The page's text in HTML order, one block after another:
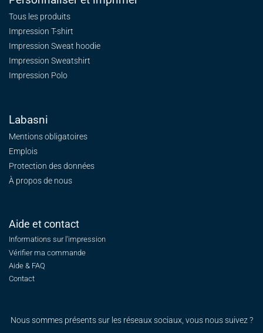
Tous les produits
Impression T-shirt
Impression Sweat hoodie
Impression Sweatshirt
Impression Polo
Labasni
Mentions obligatoires
Emplois
Protection des données
À propos de nous
Aide et contact
Informations sur l'impression
Vérifier ma commande
Aide & FAQ
Contact
Nous sommes présents sur les réseaux sociaux, vous nous suivez ?